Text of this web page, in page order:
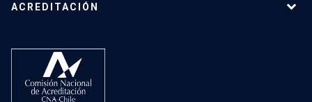
ACREDITACIÓN